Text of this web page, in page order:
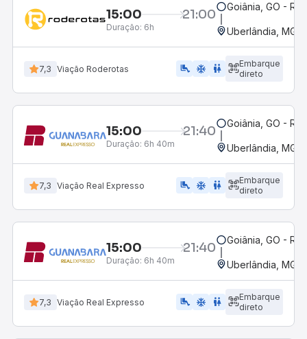
15:00 21:00
Duração: 6h
Goiânia, GO -
Uberlândia, MG -
7,3 Viação Roderotas airline_seat_legroom_extra ac_unit wc
Embarque
direto
15:00 21:40
Duração: 6h 40m
Goiânia, GO -
Uberlândia, MG -
7,3 Viação Real Expresso airline_seat_legroom_extra ac_unit wc
Embarque
direto
15:00 21:40
Duração: 6h 40m
Goiânia, GO -
Uberlândia, MG -
7,3 Viação Real Expresso airline_seat_legroom_extra ac_unit WC
Embarque
direto